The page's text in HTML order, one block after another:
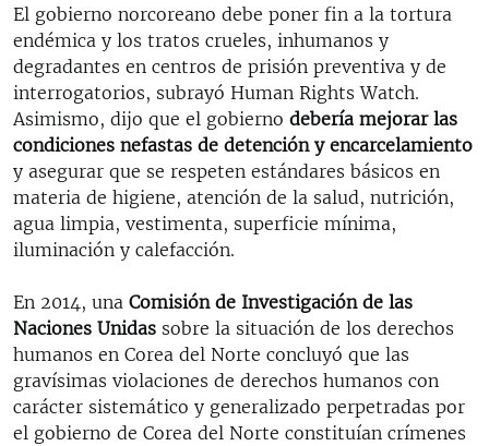
El gobierno norcoreano debe poner fin a la tortura
endémica y los tratos crueles, inhumanos y
degradantes en centros de prisión preventiva y de
interrogatorios, subrayó Human Rights Watch.
Asimismo, dijo que el gobierno debería mejorar las
condiciones nefastas de detención y encarcelamiento
y asegurar que se respeten estándares básicos en
materia de higiene, atención de la salud, nutrición,
agua limpia, vestimenta, superficie mínima,
iluminación y calefacción.
En 2014, una Comisión de Investigación de las
Naciones Unidas sobre la situación de los derechos
humanos en Corea del Norte concluyó que las
gravísimas violaciones de derechos humanos con
carácter sistemático y generalizado perpetradas por
el gobierno de Corea del Norte constituían crímenes